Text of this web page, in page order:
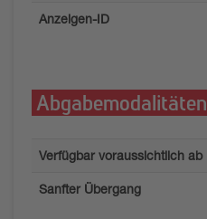
Anzeigen-ID
Abgabemodalitäten
Verfügbar voraussichtlich ab
Sanfter Übergang